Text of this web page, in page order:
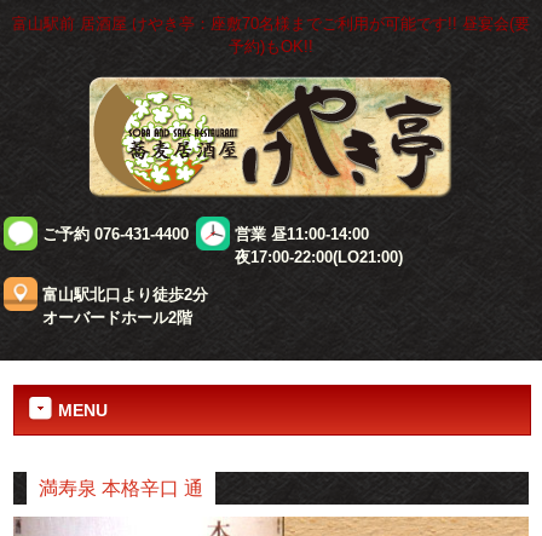
富山駅前 居酒屋 けやき亭：座敷70名様までご利用が可能です!! 昼宴会(要
予約)もOK!!
ご予約 076-431-4400
営業 昼11:00-14:00
夜17:00-22:00(LO21:00)
富山駅北口より徒歩2分
オーバードホール2階
MENU
満寿泉 本格辛口 通